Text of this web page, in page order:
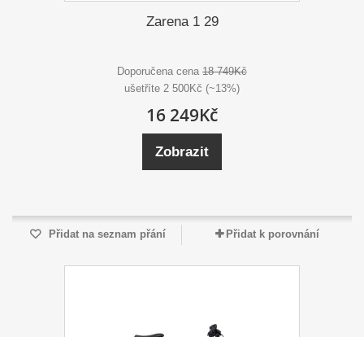
Zarena 1 29
Doporučena cena 18 749Kč
ušetříte 2 500Kč (~13%)
16 249Kč
Zobrazit
Přidat na seznam přání Přidat k porovnání